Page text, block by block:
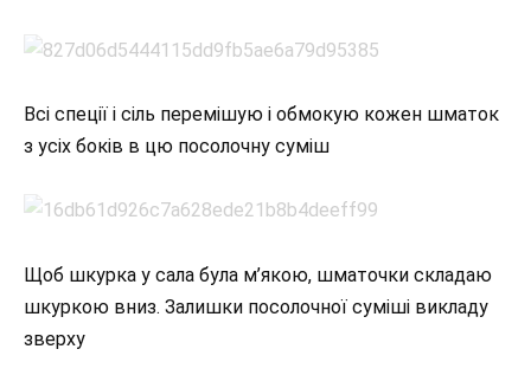
Всі спеції і сіль перемішую і обмокую кожен шматок
з усіх боків в цю посолочну суміш
Щоб шкурка у сала була м’якою, шматочки складаю
шкуркою вниз. Залишки посолочної суміші викладу
зверху